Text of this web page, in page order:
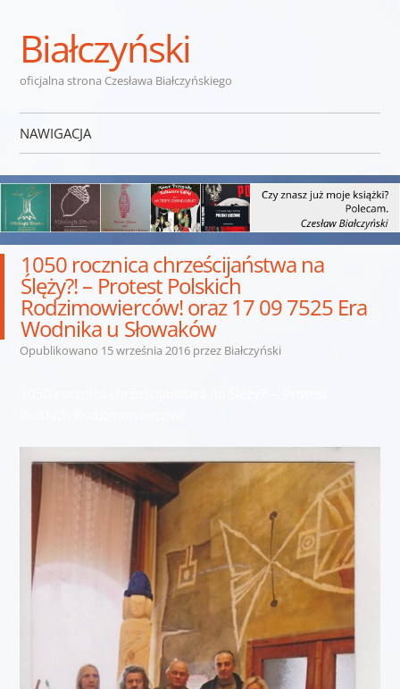
Białczyński
oficjalna strona Czesława Białczyńskiego
NAWIGACJA
1050 rocznica chrześcijaństwa na
Ślęży?! – Protest Polskich
Rodzimowierców! oraz 17 09 7525 Era
Wodnika u Słowaków
Opublikowano 15 września 2016przez Białczyński